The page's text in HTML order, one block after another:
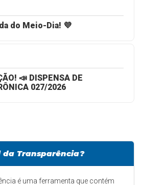
da Transparência?
é uma ferramenta que contém
do Meio-Dia! 💜
📣 DISPENSA DE
027/2026